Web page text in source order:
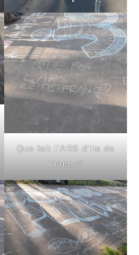
Que fait l’ARS d’ile de
France?